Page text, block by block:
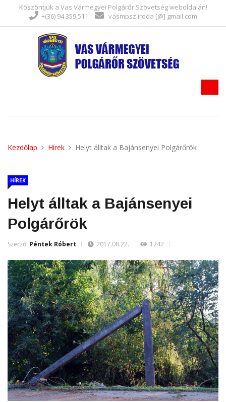
Köszöntjük a Vas Vármegyei Polgárőr Szövetség weboldalán!
+(36) 94 359 511
vasmpsz.iroda [@] gmail.com
Kezdőlap Hírek Helyt álltak a Bajánsenyei Polgárőrök
HÍREK
Helyt álltak a Bajánsenyei
Polgárőrök
Szerző: Péntek Róbert 2017.08.22. 1242